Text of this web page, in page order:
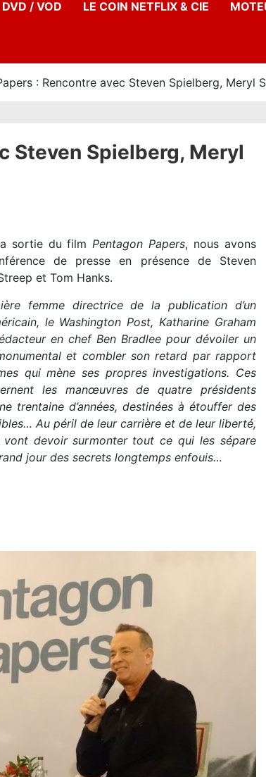
DVD / VOD LE COIN NETFLIX & CIE
: Rencontre avec Steven Spielberg, Meryl
Steven Spielberg, Meryl
sortie du film Pentagon Papers, nous avons
de presse en présence de Steven
et Tom Hanks.
femme directrice de la publication d’un
le Washington Post, Katharine Graham
en chef Ben Bradlee pour dévoiler un
et combler son retard par rapport
qui mène ses propres investigations. Ces
les manœuvres de quatre présidents
trentaine d’années, destinées à étouffer des
Au péril de leur carrière et de leur liberté,
vont devoir surmonter tout ce qui les sépare
jour des secrets longtemps enfouis…
LA PAT